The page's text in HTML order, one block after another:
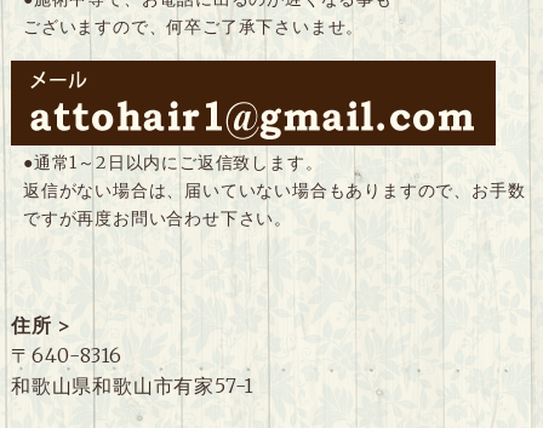
ございますので、何卒ご了承下さいませ。
●通常1～2日以内にご返信致します。
返信がない場合は、届いていない場合もありますので、お手数
ですが再度お問い合わせ下さい。
住所 >
〒640-8316
和歌山県和歌山市有家57-1